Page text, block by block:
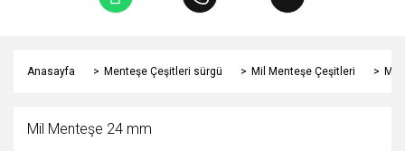
Anasayfa Menteşe Çeşitleri sürgü Mil Menteşe Çeşitleri Mil
Mil Menteşe 24 mm